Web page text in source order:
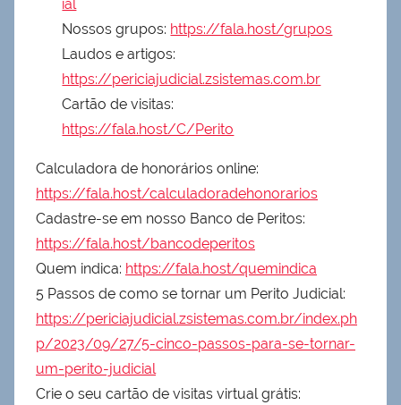
ial
Nossos grupos: https://fala.host/grupos
Laudos e artigos:
https://periciajudicial.zsistemas.com.br
Cartão de visitas:
https://fala.host/C/Perito
Calculadora de honorários online:
https://fala.host/calculadoradehonorarios
Cadastre-se em nosso Banco de Peritos:
https://fala.host/bancodeperitos
Quem indica: https://fala.host/quemindica
5 Passos de como se tornar um Perito Judicial:
https://periciajudicial.zsistemas.com.br/index.ph
p/2023/09/27/5-cinco-passos-para-se-tornar-
um-perito-judicial
Crie o seu cartão de visitas virtual grátis: